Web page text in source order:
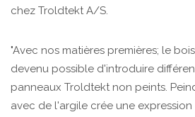
chez Troldtekt A/S.
"Avec nos matières premières; le
devenu possible d'introduire
panneaux Troldtekt non peints.
avec de l'argile crée une